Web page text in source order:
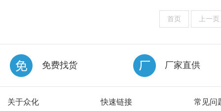
首页 上一页
免费找货 厂家直供
关于众化 快速链接 常见问